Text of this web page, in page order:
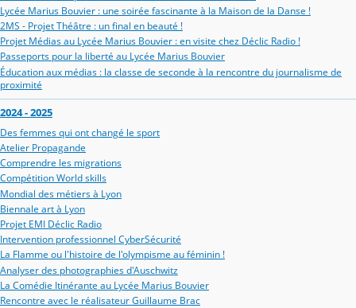
Lycée Marius Bouvier : une soirée fascinante à la Maison de la Danse !
2MS - Projet Théâtre : un final en beauté !
Projet Médias au Lycée Marius Bouvier : en visite chez Déclic Radio !
Passeports pour la liberté au Lycée Marius Bouvier
Éducation aux médias : la classe de seconde à la rencontre du journalisme de
proximité
2024 - 2025
Des femmes qui ont changé le sport
Atelier Propagande
Comprendre les migrations
Compétition World skills
Mondial des métiers à Lyon
Biennale art à Lyon
Projet EMI Déclic Radio
Intervention professionnel CyberSécurité
La Flamme ou l'histoire de l'olympisme au féminin !
Analyser des photographies d'Auschwitz
La Comédie Itinérante au Lycée Marius Bouvier
Rencontre avec le réalisateur Guillaume Brac